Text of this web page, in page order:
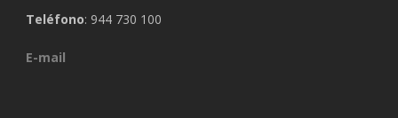
Teléfono: 944 730 100
E-mail